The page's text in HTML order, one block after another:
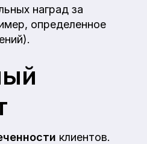
наград за
определенное
клиентов.